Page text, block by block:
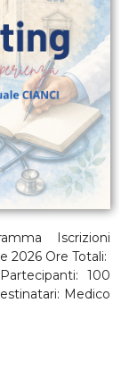
Iscrizioni
2026 Ore Totali:
100
Medico